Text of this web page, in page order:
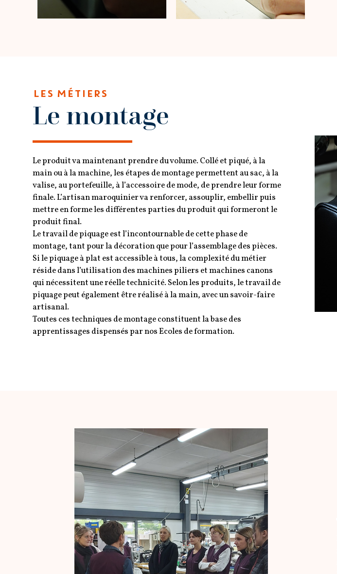
LES MÉTIERS
Le montage
Le produit va maintenant prendre du volume. Collé et piqué, à la
main ou à la machine, les étapes de montage permettent au sac, à la
valise, au portefeuille, à l’accessoire de mode, de prendre leur forme
finale. L’artisan maroquinier va renforcer, assouplir, embellir puis
mettre en forme les différentes parties du produit qui formeront le
produit final.
Le travail de piquage est l’incontournable de cette phase de
montage, tant pour la décoration que pour l’assemblage des pièces.
Si le piquage à plat est accessible à tous, la complexité du métier
réside dans l’utilisation des machines piliers et machines canons
qui nécessitent une réelle technicité. Selon les produits, le travail de
piquage peut également être réalisé à la main, avec un savoir-faire
artisanal.
Toutes ces techniques de montage constituent la base des
apprentissages dispensés par nos Ecoles de formation.